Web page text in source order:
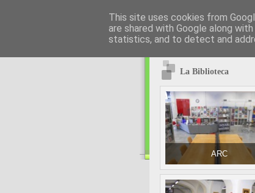
La Biblioteca
ARC
This site uses cookies from
are shared with Google along
statistics, and to detect and